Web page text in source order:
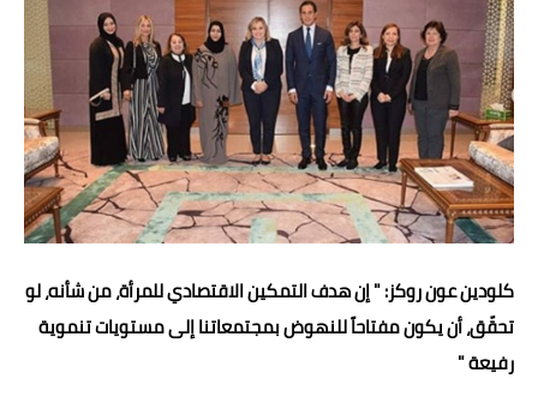
أخبار العالم
كلودين عون روكز: " إن هدف التمكين الاقتصادي للمرأة، من شأنه، لو
تحقّق، أن يكون مفتاحاً للنهوض بمجتمعاتنا إلى مستويات تنموية
رفيعة "